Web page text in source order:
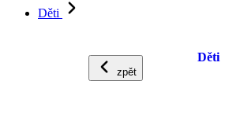
Děti
zpět
Děti